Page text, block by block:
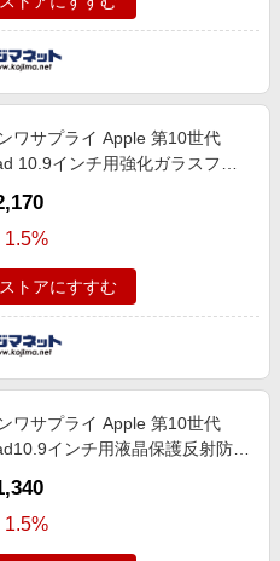
ワサプライ Apple 第10世代
10.9インチ用強化ガラスフィ
1.5%
ストアにすすむ
ワサプライ Apple 第10世代
インチ用液晶保護反射防止
1.5%